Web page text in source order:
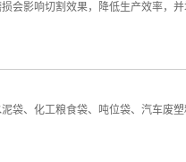
影响切割效果，降低生产效率，
、化工粮食袋、吨位袋、汽车废